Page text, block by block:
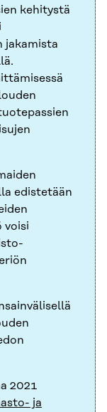
kehitystä
jakamista
edistetään
voisi
2021
ja